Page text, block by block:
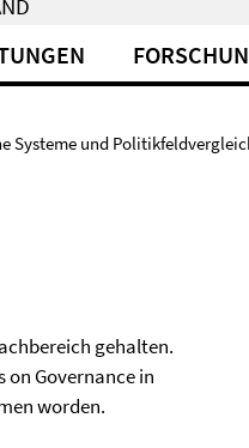
Systeme und
gehalten.
Governance in
worden.